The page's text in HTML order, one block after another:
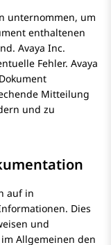
unternommen, um
enthaltenen
Avaya Inc.
Fehler. Avaya
Mitteilung
und zu
auf in
Dies
und
Allgemeinen den